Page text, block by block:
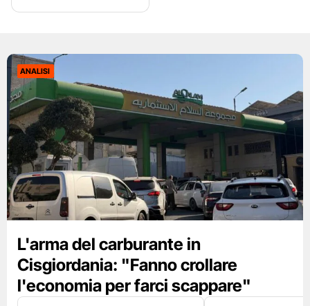
ANALISI
L'arma del carburante in
Cisgiordania: "Fanno crollare
l'economia per farci scappare"